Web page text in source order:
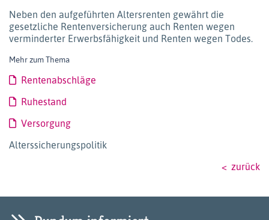
Neben den aufgeführten Altersrenten gewährt die
gesetzliche Rentenversicherung auch Renten wegen
verminderter Erwerbsfähigkeit und Renten wegen Todes.
Mehr zum Thema
Rentenabschläge
Ruhestand
Versorgung
Alterssicherungspolitik
zurück